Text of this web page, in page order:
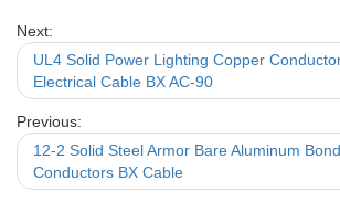
Next:
UL4 Solid Power Lighting Copper
Electrical Cable BX AC-90
Previous:
12-2 Solid Steel Armor Bare Aluminum
Conductors BX Cable